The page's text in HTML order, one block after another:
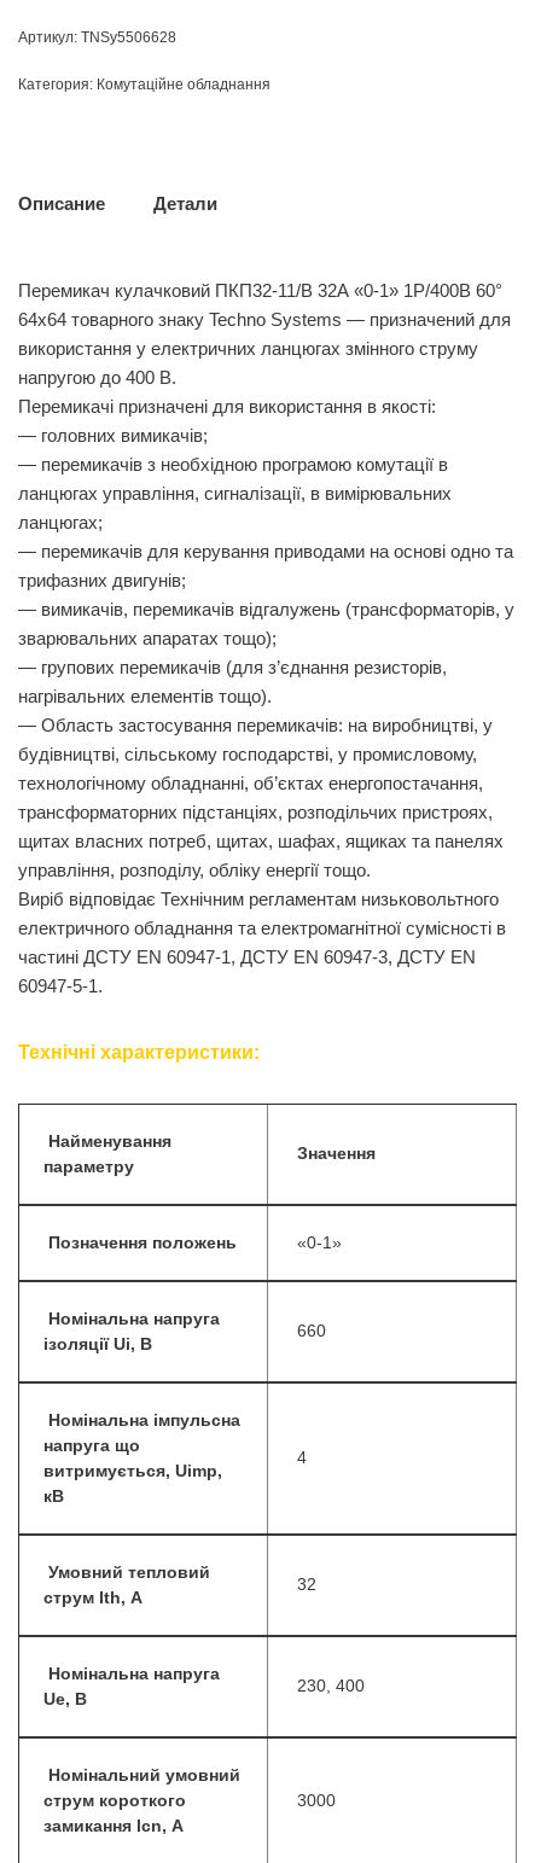
Артикул: TNSy5506628
Категория: Комутаційне обладнання
Описание Детали
Перемикач кулачковий ПКП32-11/В 32А «0-1» 1Р/400B 60°
64х64 товарного знаку Techno Systems — призначений для
використання у електричних ланцюгах змінного струму
напругою до 400 В.
Перемикачі призначені для використання в якості:
— головних вимикачів;
— перемикачів з необхідною програмою комутації в
ланцюгах управління, сигналізації, в вимірювальних
ланцюгах;
— перемикачів для керування приводами на основі одно та
трифазних двигунів;
— вимикачів, перемикачів відгалужень (трансформаторів, у
зварювальних апаратах тощо);
— групових перемикачів (для з’єднання резисторів,
нагрівальних елементів тощо).
— Область застосування перемикачів: на виробництві, у
будівництві, сільському господарстві, у промисловому,
технологічному обладнанні, об’єктах енергопостачання,
трансформаторних підстанціях, розподільчих пристроях,
щитах власних потреб, щитах, шафах, ящиках та панелях
управління, розподілу, обліку енергії тощо.
Виріб відповідає Технічним регламентам низьковольтного
електричного обладнання та електромагнітної сумісності в
частині ДСТУ EN 60947-1, ДСТУ EN 60947-3, ДСТУ EN
60947-5-1.
Технічні характеристики:
Найменування
параметру
Значення
Позначення положень «0-1»
Номінальна напруга
ізоляції Ui, B
660
Номінальна імпульсна
напруга що
витримується, Uimp,
кВ
4
Умовний тепловий
струм Ith, А
32
Номінальна напруга
Ue, B
230, 400
Номінальний умовний
струм короткого
замикання lcn, А
3000